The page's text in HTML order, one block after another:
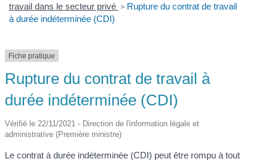
travail dans le secteur privé > Rupture du contrat de travail
à durée indéterminée (CDI)
Fiche pratique
Rupture du contrat de travail à
durée indéterminée (CDI)
Vérifié le 22/11/2021 - Direction de l'information légale et
administrative (Première ministre)
Le contrat à durée indéterminée (CDI) peut être rompu à tout